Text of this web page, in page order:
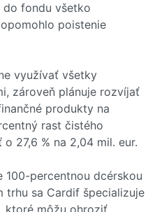
do fondu všetko
poistenie
využívať všetky
zároveň plánuje rozvíjať
produkty na
rast čistého
27,6 % na 2,04 mil. eur.
percentnou dcérskou
trhu sa Cardif špecializuje
ktoré môžu ohroziť